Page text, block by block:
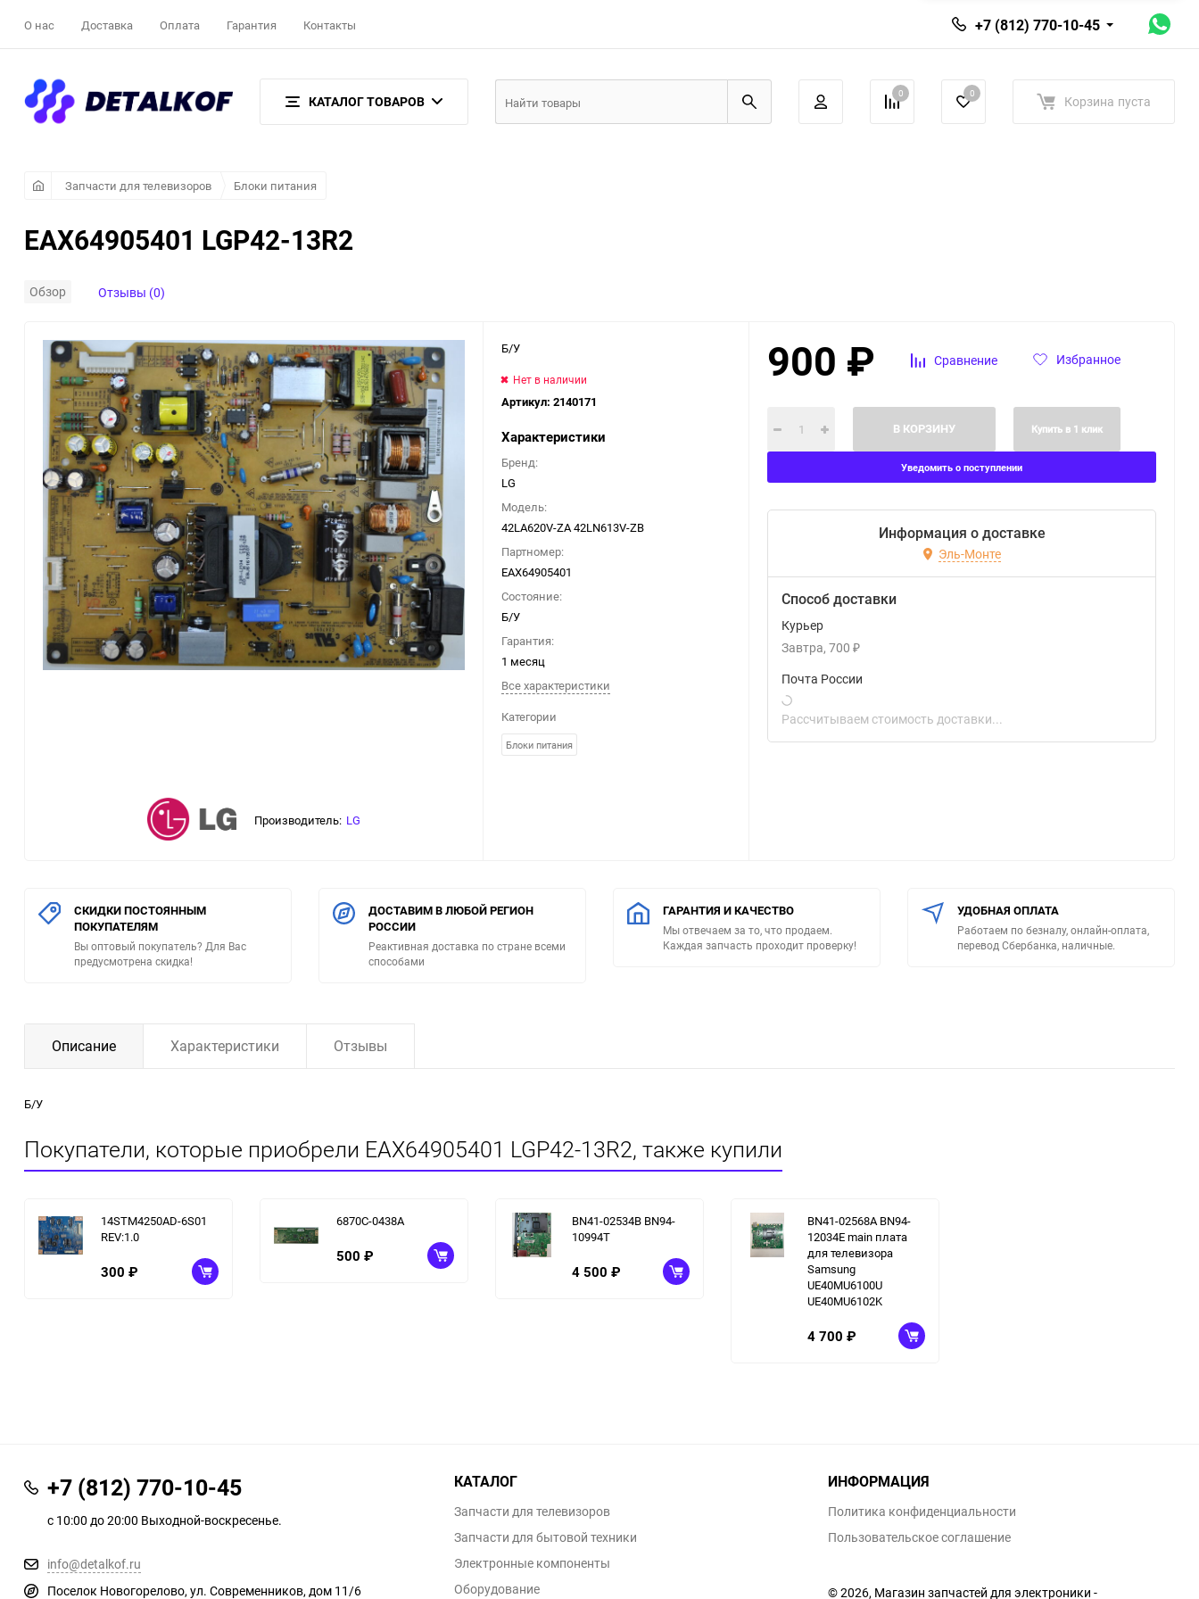
О нас Доставка Оплата Гарантия Контакты +7 (812) 770-10-45
КАТАЛОГ ТОВАРОВ 0 0 Корзина пуста
Запчасти для телевизоров Блоки питания
EAX64905401 LGP42-13R2
Обзор Отзывы (0)
Производитель: LG
Б/У
Нет в наличии
Артикул: 2140171
Характеристики
Бренд:
LG
Модель:
42LA620V-ZA 42LN613V-ZB
Партномер:
EAX64905401
Состояние:
Б/У
Гарантия:
1 месяц
Все характеристики
Категории
Блоки питания
900 ₽ Сравнение Избранное
В КОРЗИНУ Купить в 1 клик
Уведомить о поступлении
Информация о доставке
Эль-Монте
Способ доставки
Курьер
Завтра 700 ₽
Почта России
Рассчитываем стоимость доставки...
СКИДКИ ПОСТОЯННЫМ
ПОКУПАТЕЛЯМ
Вы оптовый покупатель? Для Вас
предусмотрена скидка!
ДОСТАВИМ В ЛЮБОЙ РЕГИОН
РОССИИ
Реактивная доставка по стране всеми
способами
ГАРАНТИЯ И КАЧЕСТВО
Мы отвечаем за то, что продаем.
Каждая запчасть проходит проверку!
УДОБНАЯ ОПЛАТА
Работаем по безналу, онлайн-оплата,
перевод Сбербанка, наличные.
Описание Характеристики Отзывы
Б/У
Покупатели, которые приобрели EAX64905401 LGP42-13R2, также купили
14STM4250AD-6S01
REV:1.0
300 ₽
6870C-0438A
500 ₽
BN41-02534B BN94-
10994T
4 500 ₽
BN41-02568A BN94-
12034E main плата
для телевизора
Samsung
UE40MU6100U
UE40MU6102K
4 700 ₽
+7 (812) 770-10-45
с 10:00 до 20:00 Выходной-воскресенье.
info@detalkof.ru
Поселок Новогорелово, ул. Современников, дом 11/6
КАТАЛОГ
Запчасти для телевизоров
Запчасти для бытовой техники
Электронные компоненты
Оборудование
ИНФОРМАЦИЯ
Политика конфиденциальности
Пользовательское соглашение
© 2026, Магазин запчастей для электроники -